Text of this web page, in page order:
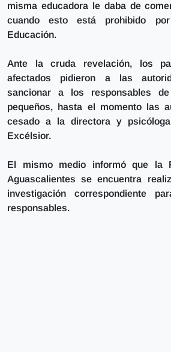
misma educadora le daba de
cuando esto está prohibido
Educación.
Ante la cruda revelación, los
afectados pidieron a las
sancionar a los responsables
pequeños, hasta el momento las
cesado a la directora y
Excélsior.
El mismo medio informó que la
Aguascalientes se encuentra
investigación correspondiente
responsables.